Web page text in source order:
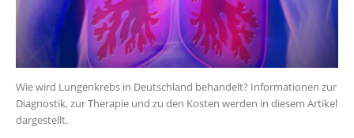
Wie wird Lungenkrebs in Deutschland behandelt? Informationen zur
Diagnostik, zur Therapie und zu den Kosten werden in diesem Artikel
dargestellt.